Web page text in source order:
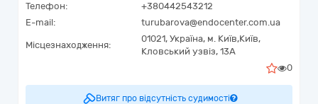
Телефон:
+380442543212
E-mail:
turubarova@endocenter.com.ua
Місцезнаходження:
01021, Україна, м. Київ,Київ,
Кловський узвіз, 13А
0
Витяг про відсутність судимості